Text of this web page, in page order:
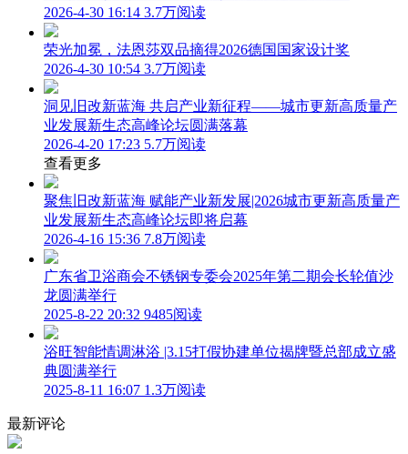
2026-4-30 16:14 3.7万阅读
荣光加冕，法恩莎双品摘得2026德国国家设计奖
2026-4-30 10:54 3.7万阅读
洞见旧改新蓝海 共启产业新征程——城市更新高质量产
业发展新生态高峰论坛圆满落幕
2026-4-20 17:23 5.7万阅读
查看更多
聚焦旧改新蓝海 赋能产业新发展|2026城市更新高质量产
业发展新生态高峰论坛即将启幕
2026-4-16 15:36 7.8万阅读
广东省卫浴商会不锈钢专委会2025年第二期会长轮值沙
龙圆满举行
2025-8-22 20:32 9485阅读
浴旺智能情调淋浴 |3.15打假协建单位揭牌暨总部成立盛
典圆满举行
2025-8-11 16:07 1.3万阅读
最新评论